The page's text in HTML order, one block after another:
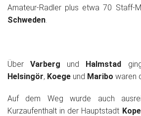
Peter's "on-the-road" Tipps
Sprüche
Ganz speziell
Amateur-Radler plus etwa 70 Staff-
Schweden
ÜberVarberg und Halmstad
Helsingör, Koege und Maribo waren
Auf dem Weg wurde auch
Kurzaufenthalt in der Hauptstadt